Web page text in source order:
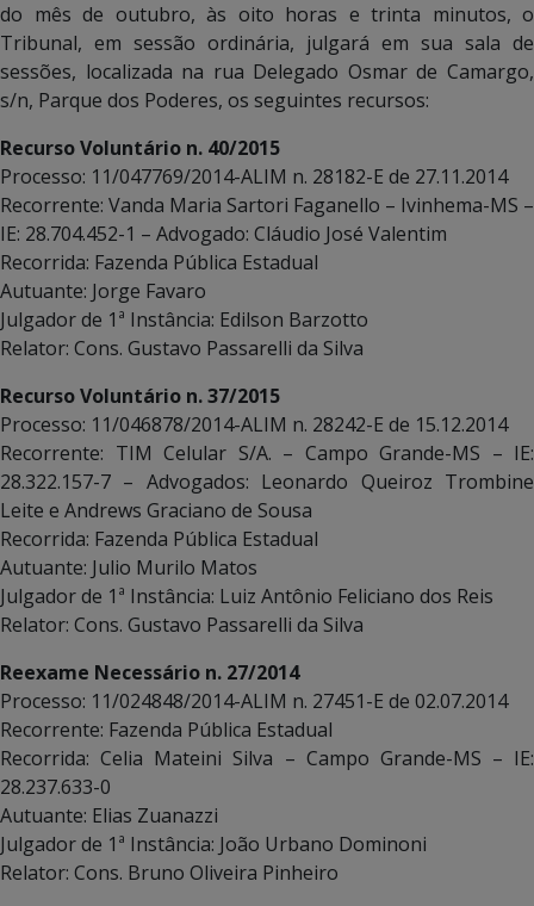
do mês de outubro, às oito horas e trinta minutos, o
Tribunal, em sessão ordinária, julgará em sua sala de
sessões, localizada na rua Delegado Osmar de Camargo,
s/n, Parque dos Poderes, os seguintes recursos:
Recurso Voluntário n. 40/2015
Processo: 11/047769/2014-ALIM n. 28182-E de 27.11.2014
Recorrente: Vanda Maria Sartori Faganello – Ivinhema-MS –
IE: 28.704.452-1 – Advogado: Cláudio José Valentim
Recorrida: Fazenda Pública Estadual
Autuante: Jorge Favaro
Julgador de 1ª Instância: Edilson Barzotto
Relator: Cons. Gustavo Passarelli da Silva
Recurso Voluntário n. 37/2015
Processo: 11/046878/2014-ALIM n. 28242-E de 15.12.2014
Recorrente: TIM Celular S/A. – Campo Grande-MS – IE:
28.322.157-7 – Advogados: Leonardo Queiroz Trombine
Leite e Andrews Graciano de Sousa
Recorrida: Fazenda Pública Estadual
Autuante: Julio Murilo Matos
Julgador de 1ª Instância: Luiz Antônio Feliciano dos Reis
Relator: Cons. Gustavo Passarelli da Silva
Reexame Necessário n. 27/2014
Processo: 11/024848/2014-ALIM n. 27451-E de 02.07.2014
Recorrente: Fazenda Pública Estadual
Recorrida: Celia Mateini Silva – Campo Grande-MS – IE:
28.237.633-0
Autuante: Elias Zuanazzi
Julgador de 1ª Instância: João Urbano Dominoni
Relator: Cons. Bruno Oliveira Pinheiro